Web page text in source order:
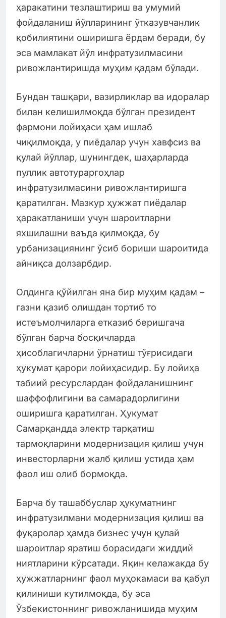
ҳаракатини тезлаштириш ва умумий
фойдаланиш йўлларининг ўтказувчанлик
қобилиятини оширишга ёрдам беради, бу
эса мамлакат йўл инфратузилмасини
ривожлантиришда муҳим қадам бўлади.
Бундан ташқари, вазирликлар ва идоралар
билан келишилмоқда бўлган президент
фармони лойиҳаси ҳам ишлаб
чиқилмоқда, у пиёдалар учун хавфсиз ва
қулай йўллар, шунингдек, шаҳарларда
пуллик автотураргоҳлар
инфратузилмасини ривожлантиришга
қаратилган. Мазкур ҳужжат пиёдалар
ҳаракатланиши учун шароитларни
яхшилашни ваъда қилмоқда, бу
урбанизациянинг ўсиб бориши шароитида
айниқса долзарбдир.
Олдинга қўйилган яна бир муҳим қадам –
газни қазиб олишдан тортиб то
истеъмолчиларга етказиб беришгача
бўлган барча босқичларда
ҳисоблагичларни ўрнатиш тўғрисидаги
ҳукумат қарори лойиҳасидир. Бу лойиҳа
табиий ресурслардан фойдаланишнинг
шаффофлигини ва самарадорлигини
оширишга қаратилган. Ҳукумат
Самарқандда электр тарқатиш
тармоқларини модернизация қилиш учун
инвесторларни жалб қилиш устида ҳам
фаол иш олиб бормоқда.
Барча бу ташаббуслар ҳукуматнинг
инфратузилмани модернизация қилиш ва
фуқаролар ҳамда бизнес учун қулай
шароитлар яратиш борасидаги жиддий
ниятларини кўрсатади. Яқин келажакда бу
ҳужжатларнинг фаол муҳокамаси ва қабул
қилиниши кутилмоқда, бу эса
Ўзбекистоннинг ривожланишида муҳим